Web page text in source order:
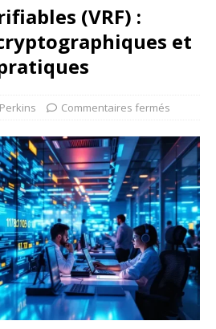
(VRF) :
et
Commentaires fermés